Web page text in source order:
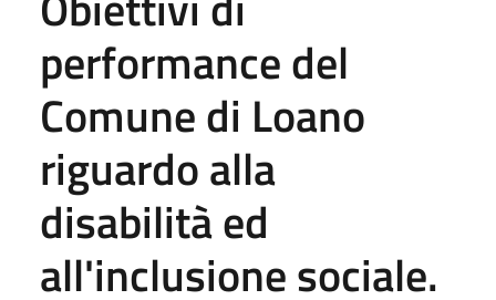
performance del
Comune di Loano
riguardo alla
disabilità ed
all'inclusione sociale.